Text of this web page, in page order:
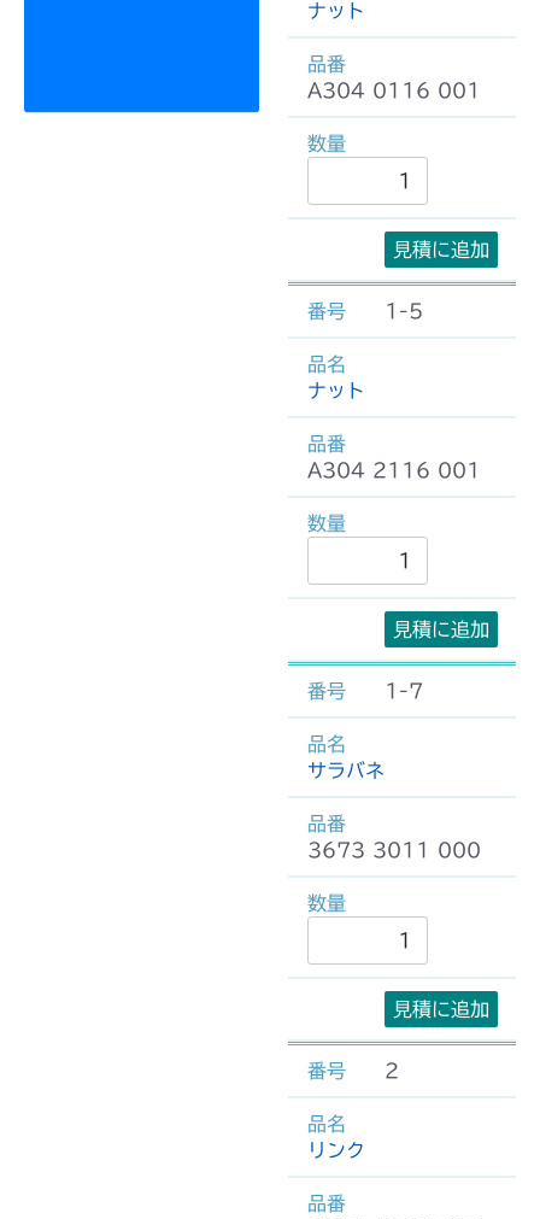
ナット
A304 0116 001
見積に追加
1-5
ナット
A304 2116 001
見積に追加
1-7
サラバネ
3673 3011 000
見積に追加
2
リンク